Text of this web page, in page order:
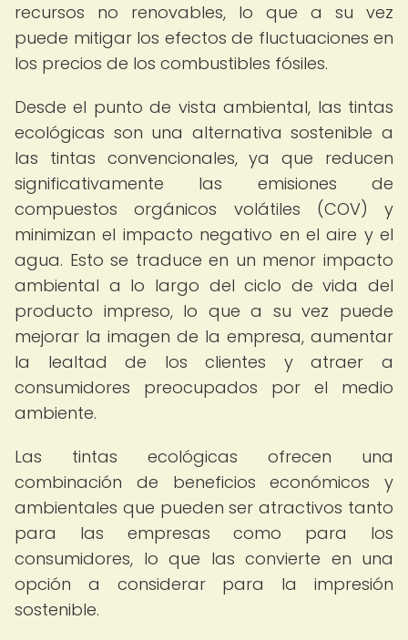
recursos no renovables, lo que a su vez
puede mitigar los efectos de fluctuaciones en
los precios de los combustibles fósiles.
Desde el punto de vista ambiental, las tintas
ecológicas son una alternativa sostenible a
las tintas convencionales, ya que reducen
significativamente las emisiones de
compuestos orgánicos volátiles (COV) y
minimizan el impacto negativo en el aire y el
agua. Esto se traduce en un menor impacto
ambiental a lo largo del ciclo de vida del
producto impreso, lo que a su vez puede
mejorar la imagen de la empresa, aumentar
la lealtad de los clientes y atraer a
consumidores preocupados por el medio
ambiente.
Las tintas ecológicas ofrecen una
combinación de beneficios económicos y
ambientales que pueden ser atractivos tanto
para las empresas como para los
consumidores, lo que las convierte en una
opción a considerar para la impresión
sostenible.